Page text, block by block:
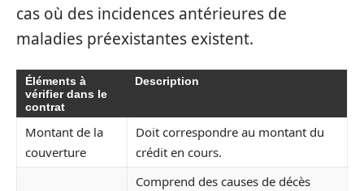
cas où des incidences antérieures de
maladies préexistantes existent.
Éléments à
vérifier dans le
contrat
Description
Montant de la
couverture
Doit correspondre au montant du
crédit en cours.
Comprend des causes de décès